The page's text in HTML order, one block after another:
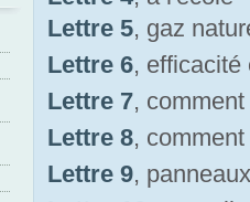
Lettre 5, gaz
Lettre 6, efficacité
Lettre 7,
Lettre 8,
Lettre 9,